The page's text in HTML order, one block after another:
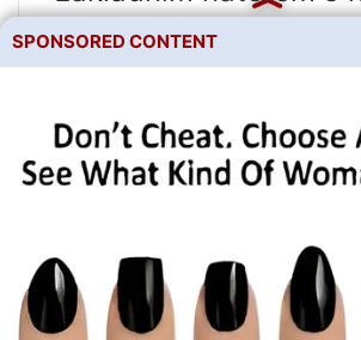
penetrací.
C) Příprava
desek. Požadované
předřezány na míru,
rozvodné krabice,
radiátory atd.
SPONSORED CONTENT